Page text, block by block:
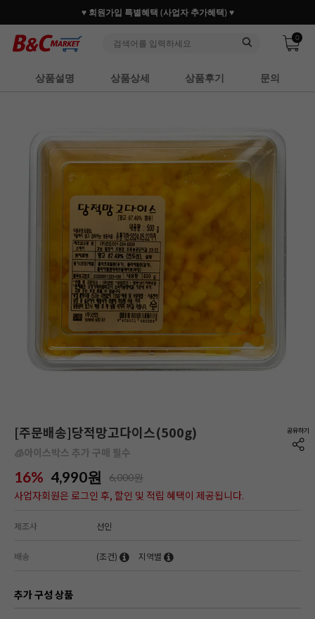
♥ 회원가입 특별혜택 (사업자 추가혜택) ♥
0
상품설명 상품상세 상품후기 문의
[주문배송]당적망고다이스(500g)
🧊아이스박스 추가 구매 필수
16% 4,990원 6,000원
사업자회원은 로그인 후, 할인 및 적립 혜택이 제공됩니다.
제조사 선인
배송 (조건) 지역별
추가 구성 상품